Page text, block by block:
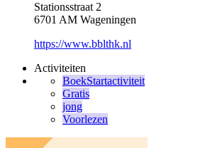
Stationsstraat 2
6701 AM Wageningen
https://www.bblthk.nl
Activiteiten
BoekStartactiviteit
Gratis
jong
Voorlezen